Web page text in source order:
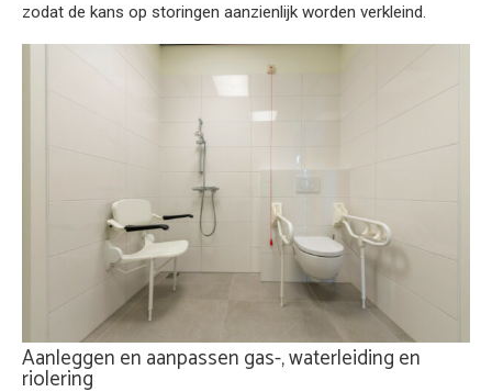
zodat de kans op storingen aanzienlijk worden verkleind.
Aanleggen en aanpassen gas-, waterleiding en
riolering